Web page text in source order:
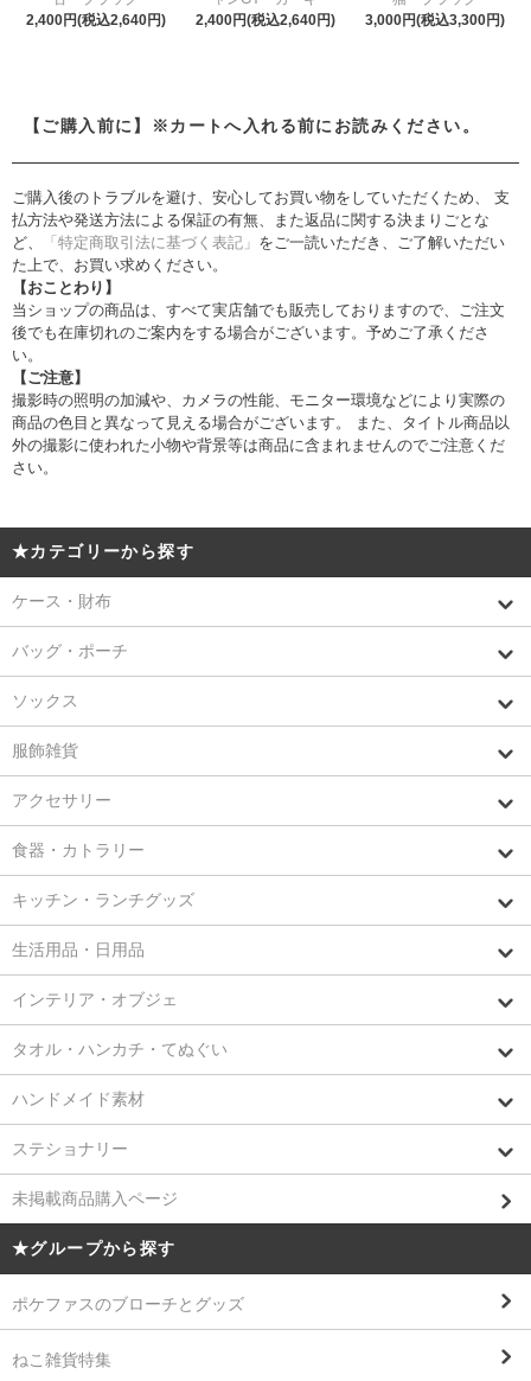
2,400円(税込2,640円)
2,400円(税込2,640円)
3,000円(税込3,300円)
【ご購入前に】※カートへ入れる前にお読みください。
ご購入後のトラブルを避け、安心してお買い物をしていただくため、 支
払方法や発送方法による保証の有無、また返品に関する決まりごとな
ど、
「特定商取引法に基づく表記」 をご一読いただき、ご了解いただい
た上で、お買い求めください。
【おことわり】
当ショップの商品は、すべて実店舗でも販売しておりますので、ご注文
後でも在庫切れのご案内をする場合がございます。予めご了承くださ
い。
【ご注意】
撮影時の照明の加減や、カメラの性能、モニター環境などにより実際の
商品の色目と異なって見える場合がございます。 また、タイトル商品以
外の撮影に使われた小物や背景等は商品に含まれませんのでご注意くだ
さい。
★カテゴリーから探す
ケース・財布
バッグ・ポーチ
ソックス
服飾雑貨
アクセサリー
食器・カトラリー
キッチン・ランチグッズ
生活用品・日用品
インテリア・オブジェ
タオル・ハンカチ・てぬぐい
ハンドメイド素材
ステショナリー
未掲載商品購入ページ
★グループから探す
ポケファスのブローチとグッズ
ねこ雑貨特集